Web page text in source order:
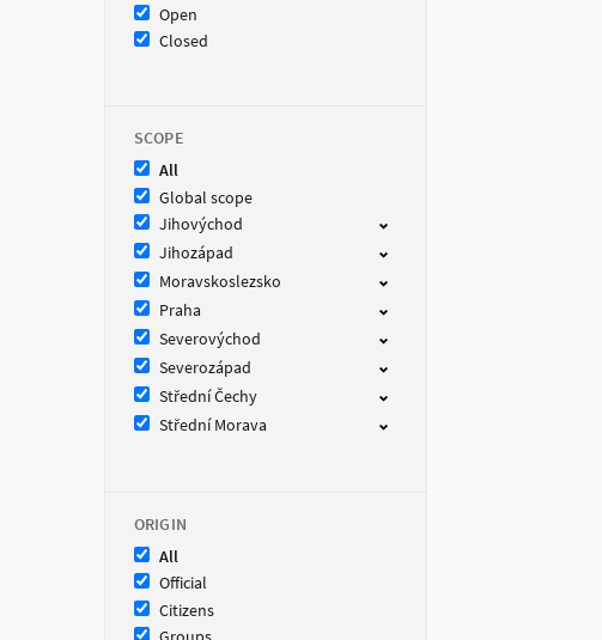
Open
Closed
SCOPE
All
Global scope
Jihovýchod
Jihozápad
Moravskoslezsko
Praha
Severovýchod
Severozápad
Střední Čechy
Střední Morava
ORIGIN
All
Official
Citizens